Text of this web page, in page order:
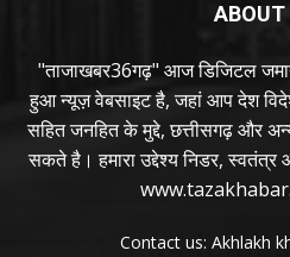
ABOUT
"ताजाखबर36गढ़" आज डिजिटल
हुआ न्यूज़ वेबसाइट है, जहां आप देश
सहित जनहित के मुद्दे, छत्तीसगढ़ और
सकते है। हमारा उद्देश्य निडर, स्वतंत्र
Contact us: Akhlakh